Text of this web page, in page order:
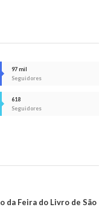
97 mil
Seguidores
618
Seguidores
da Feira do Livro de São